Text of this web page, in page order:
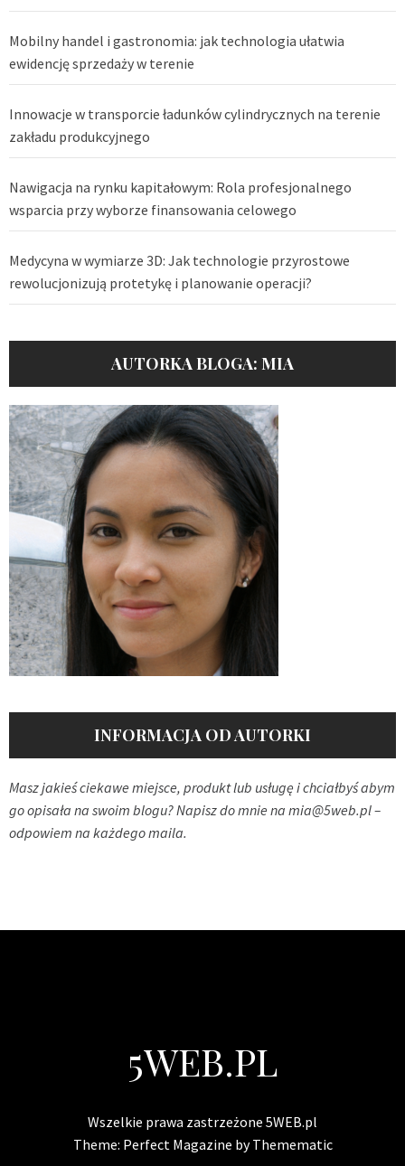
Mobilny handel i gastronomia: jak technologia ułatwia
ewidencję sprzedaży w terenie
Innowacje w transporcie ładunków cylindrycznych na terenie
zakładu produkcyjnego
Nawigacja na rynku kapitałowym: Rola profesjonalnego
wsparcia przy wyborze finansowania celowego
Medycyna w wymiarze 3D: Jak technologie przyrostowe
rewolucjonizują protetykę i planowanie operacji?
AUTORKA BLOGA: MIA
INFORMACJA OD AUTORKI
Masz jakieś ciekawe miejsce, produkt lub usługę i chciałbyś abym
go opisała na swoim blogu? Napisz do mnie na mia@5web.pl–
odpowiem na każdego maila.
5WEB.PL
Wszelkie prawa zastrzeżone 5WEB.pl
Theme: Perfect Magazine byThemematic